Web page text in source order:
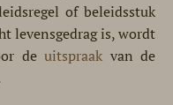
of beleidsstuk
levensgedrag is, wordt
deuitspraak van de